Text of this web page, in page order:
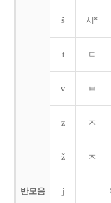
š 시*
t ㅌ
v ㅂ
z ㅈ
ž ㅈ
반모음 j